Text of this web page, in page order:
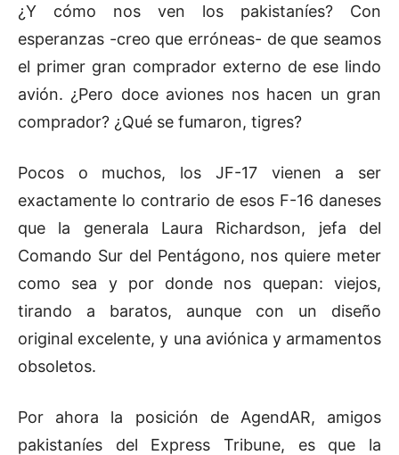
¿Y cómo nos ven los pakistaníes? Con
esperanzas -creo que erróneas- de que seamos
el primer gran comprador externo de ese lindo
avión. ¿Pero doce aviones nos hacen un gran
comprador? ¿Qué se fumaron, tigres?
Pocos o muchos, los JF-17 vienen a ser
exactamente lo contrario de esos F-16 daneses
que la generala Laura Richardson, jefa del
Comando Sur del Pentágono, nos quiere meter
como sea y por donde nos quepan: viejos,
tirando a baratos, aunque con un diseño
original excelente, y una aviónica y armamentos
obsoletos.
Por ahora la posición de AgendAR, amigos
pakistaníes del Express Tribune, es que la